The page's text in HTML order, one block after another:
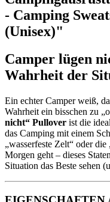
- Camping
(Unisex)"
Camper lügen
Wahrheit der
Ein echter Camper weiß,
Wahrheit ein bisschen zu
nicht“ Pullover ist die
das Camping mit einem
„wasserfeste Zelt“ oder
Morgen geht – dieses
Situation das Beste sehen